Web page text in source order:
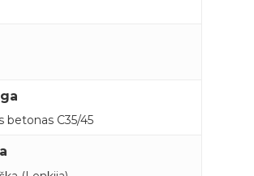
betonas C35/45